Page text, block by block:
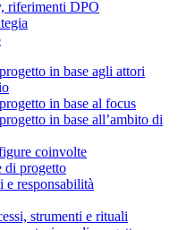
riferimenti DPO
in base agli attori
in base al focus
in base all’ambito di
coinvolte
di progetto
responsabilità
strumenti e rituali